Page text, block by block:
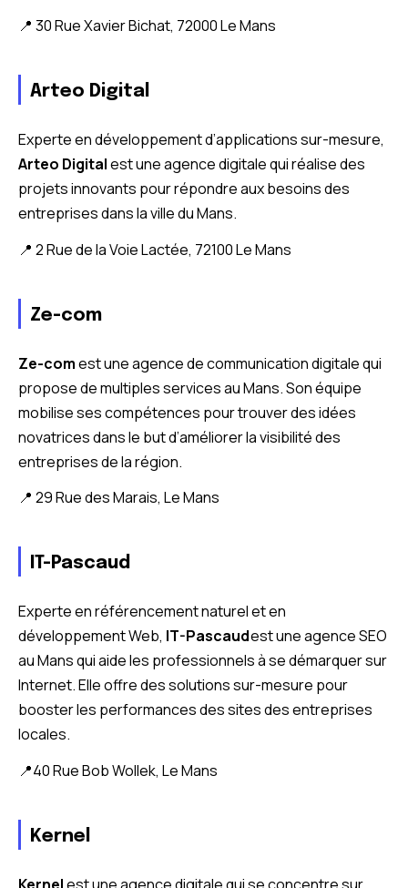
📍 30 Rue Xavier Bichat, 72000 Le Mans
Arteo Digital
Experte en développement d’applications sur-mesure,
Arteo Digitalest une agence digitale qui réalise des
projets innovants pour répondre aux besoins des
entreprises dans la ville du Mans.
📍 2 Rue de la Voie Lactée, 72100 Le Mans
Ze-com
Ze-comest une agence de communication digitale qui
propose de multiples services au Mans. Son équipe
mobilise ses compétences pour trouver des idées
novatrices dans le but d’améliorer la visibilité des
entreprises de la région.
📍 29 Rue des Marais, Le Mans
IT-Pascaud
Experte en référencement naturel et en
développement Web, IT-Pascaudest une agence SEO
au Mans qui aide les professionnels à se démarquer sur
Internet. Elle offre des solutions sur-mesure pour
booster les performances des sites des entreprises
locales.
📍40 Rue Bob Wollek, Le Mans
Kernel